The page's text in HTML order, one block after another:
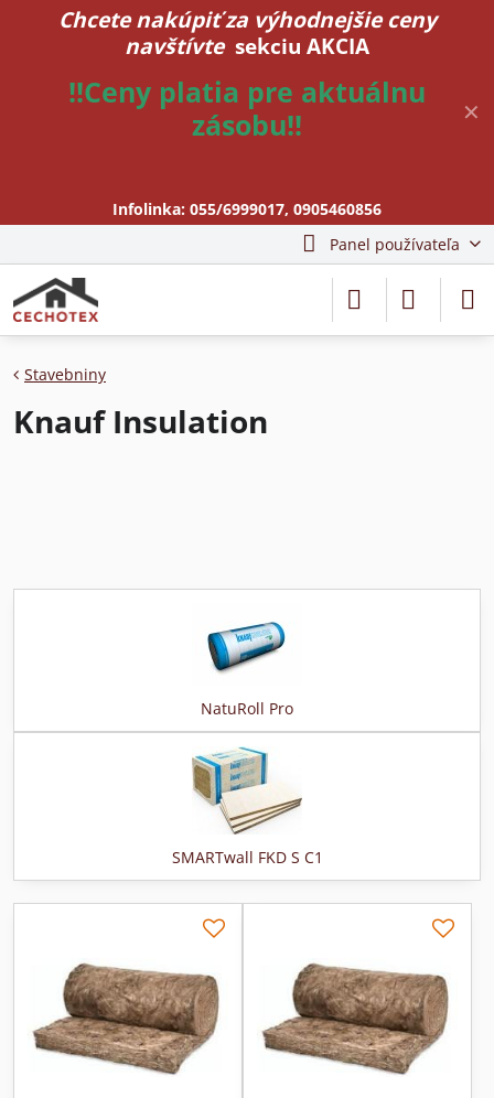
✕
Chcete nakúpiť za výhodnejšie ceny
navštívte sekciu AKCIA
!!Ceny platia pre aktuálnu
zásobu!!
Infolinka: 055/6999017, 0905460856
Panel používateľa
Stavebniny
Knauf Insulation
NatuRoll Pro
SMARTwall FKD S C1